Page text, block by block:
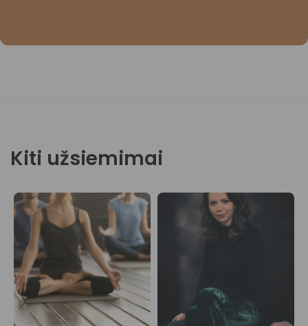
Kiti užsiemimai